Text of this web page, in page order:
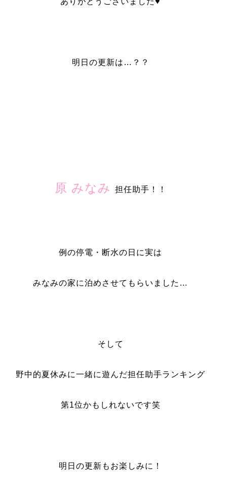
明日の更新は…？？
原 みなみ 担任助手！！
例の停電・断水の日に実は
みなみの家に泊めさせてもらいました…
そして
野中的夏休みに一緒に遊んだ担任助手ランキング
第1位かもしれないです笑
明日の更新もお楽しみに！